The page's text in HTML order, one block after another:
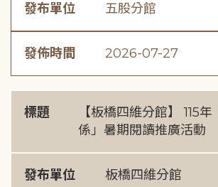
發布單位 五股分館
發佈時間 2026-07-27
標題
【板橋四維分館】 115
係」暑期閱讀推廣活動
發布單位 板橋四維分館